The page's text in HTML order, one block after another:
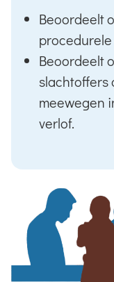
Beoordeelt
Beoordeelt
slachtoffers
meewegen
verlof.